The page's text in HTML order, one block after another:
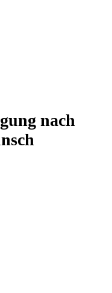
nach